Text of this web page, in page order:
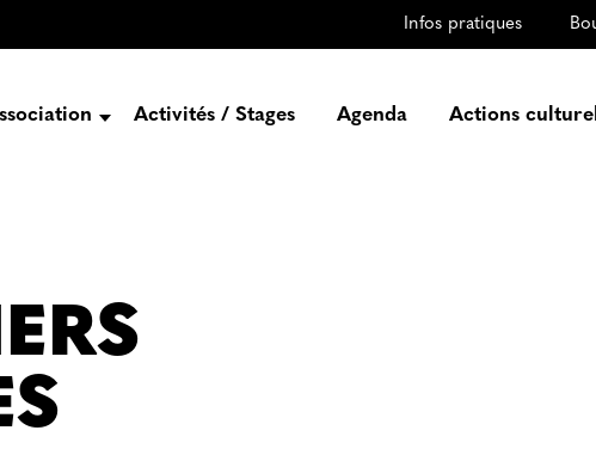
Infos pratiques
Engagez-vous
Partenaires
Activités / Stages Agenda Actions